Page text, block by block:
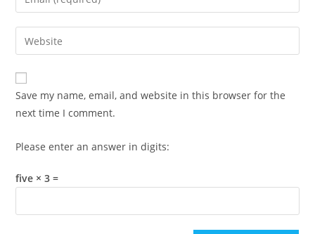
comment
your
email
address
comment
Enter
your
website
URL
(optional)
Save my name, email, and website in this browser for the
next time I comment.
Please enter an answer in digits:
five × 3 =